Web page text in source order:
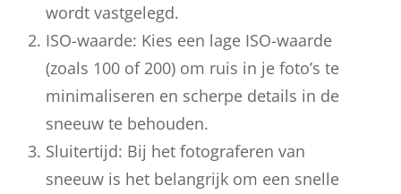
wordt vastgelegd.
ISO-waarde: Kies een lage ISO-waarde
(zoals 100 of 200) om ruis in je foto’s te
minimaliseren en scherpe details in de
sneeuw te behouden.
Sluitertijd: Bij het fotograferen van
sneeuw is het belangrijk om een snelle